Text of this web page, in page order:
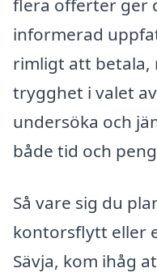
flera offerter ger
informerad
rimligt att betala,
trygghet i valet
undersöka och
både tid och
Så vare sig du
kontorsflytt eller
Sävja, kom ihåg